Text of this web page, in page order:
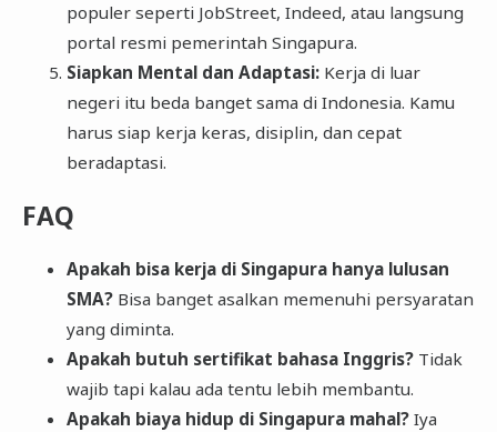
populer seperti JobStreet, Indeed, atau langsung
portal resmi pemerintah Singapura.
Siapkan Mental dan Adaptasi:Kerja di luar
negeri itu beda banget sama di Indonesia. Kamu
harus siap kerja keras, disiplin, dan cepat
beradaptasi.
FAQ
Apakah bisa kerja di Singapura hanya lulusan
SMA?Bisa banget asalkan memenuhi persyaratan
yang diminta.
Apakah butuh sertifikat bahasa Inggris?Tidak
wajib tapi kalau ada tentu lebih membantu.
Apakah biaya hidup di Singapura mahal?Iya